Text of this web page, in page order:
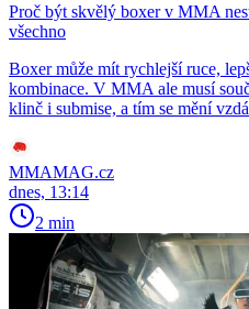
Proč být skvělý boxer v MMA
všechno
Boxer může mít rychlejší ruce,
kombinace. V MMA ale musí
klinč i submise, a tím se mění
MMAMAG.cz
dnes, 13:14
2 min